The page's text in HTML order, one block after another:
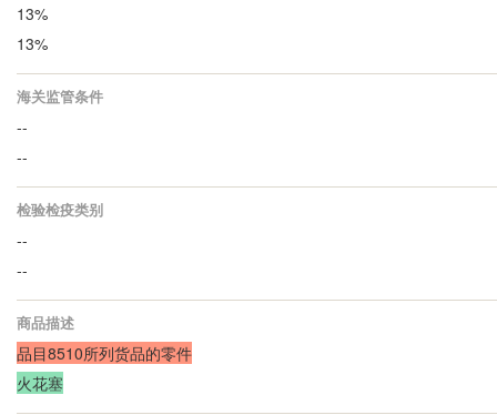
13%
13%
海关监管条件
--
--
检验检疫类别
--
--
商品描述
品目8510所列货品的零件
火花塞